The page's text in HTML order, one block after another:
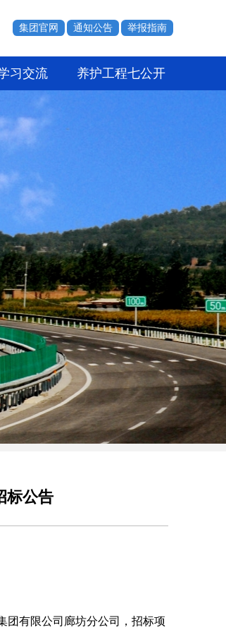
集团官网 通知公告 举报指南
习交流 养护工程七公开
标公告
团有限公司廊坊分公司，招标项